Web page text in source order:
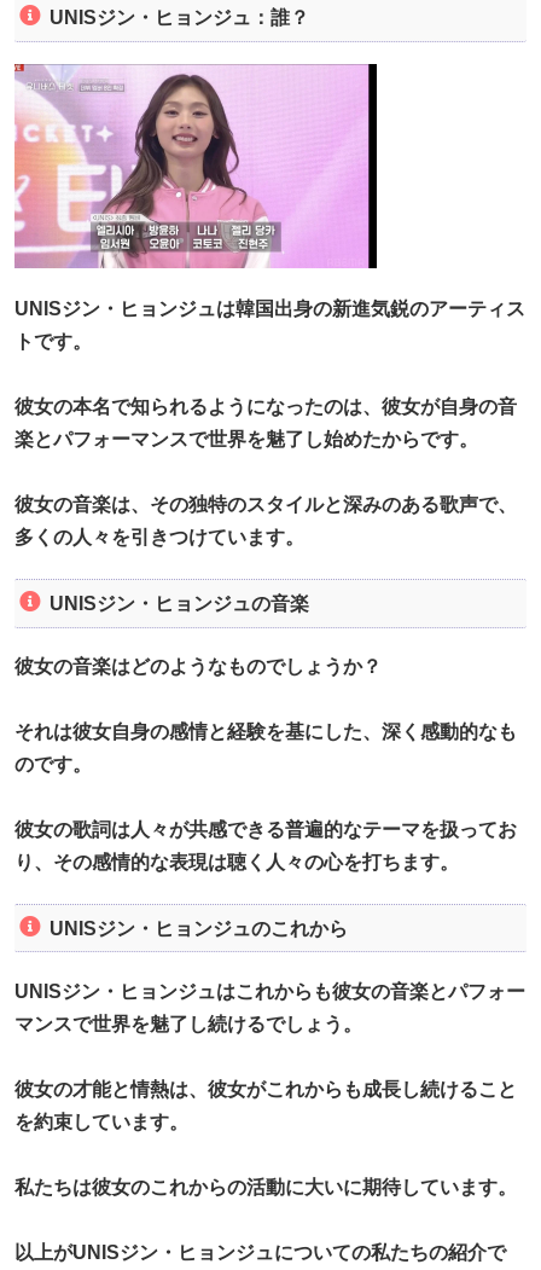
UNISジン・ヒョンジュ：誰？
UNISジン・ヒョンジュは韓国出身の新進気鋭のアーティス
トです。
彼女の本名で知られるようになったのは、彼女が自身の音
楽とパフォーマンスで世界を魅了し始めたからです。
彼女の音楽は、その独特のスタイルと深みのある歌声で、
多くの人々を引きつけています。
UNISジン・ヒョンジュの音楽
彼女の音楽はどのようなものでしょうか？
それは彼女自身の感情と経験を基にした、深く感動的なも
のです。
彼女の歌詞は人々が共感できる普遍的なテーマを扱ってお
り、その感情的な表現は聴く人々の心を打ちます。
UNISジン・ヒョンジュのこれから
UNISジン・ヒョンジュはこれからも彼女の音楽とパフォー
マンスで世界を魅了し続けるでしょう。
彼女の才能と情熱は、彼女がこれからも成長し続けること
を約束しています。
私たちは彼女のこれからの活動に大いに期待しています。
以上がUNISジン・ヒョンジュについての私たちの紹介で